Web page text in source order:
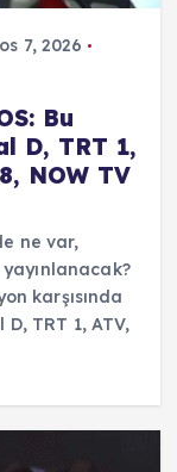
7, 2026
Bu
D, TRT 1,
NOW TV
ne var,
karşısında
TRT 1, ATV,